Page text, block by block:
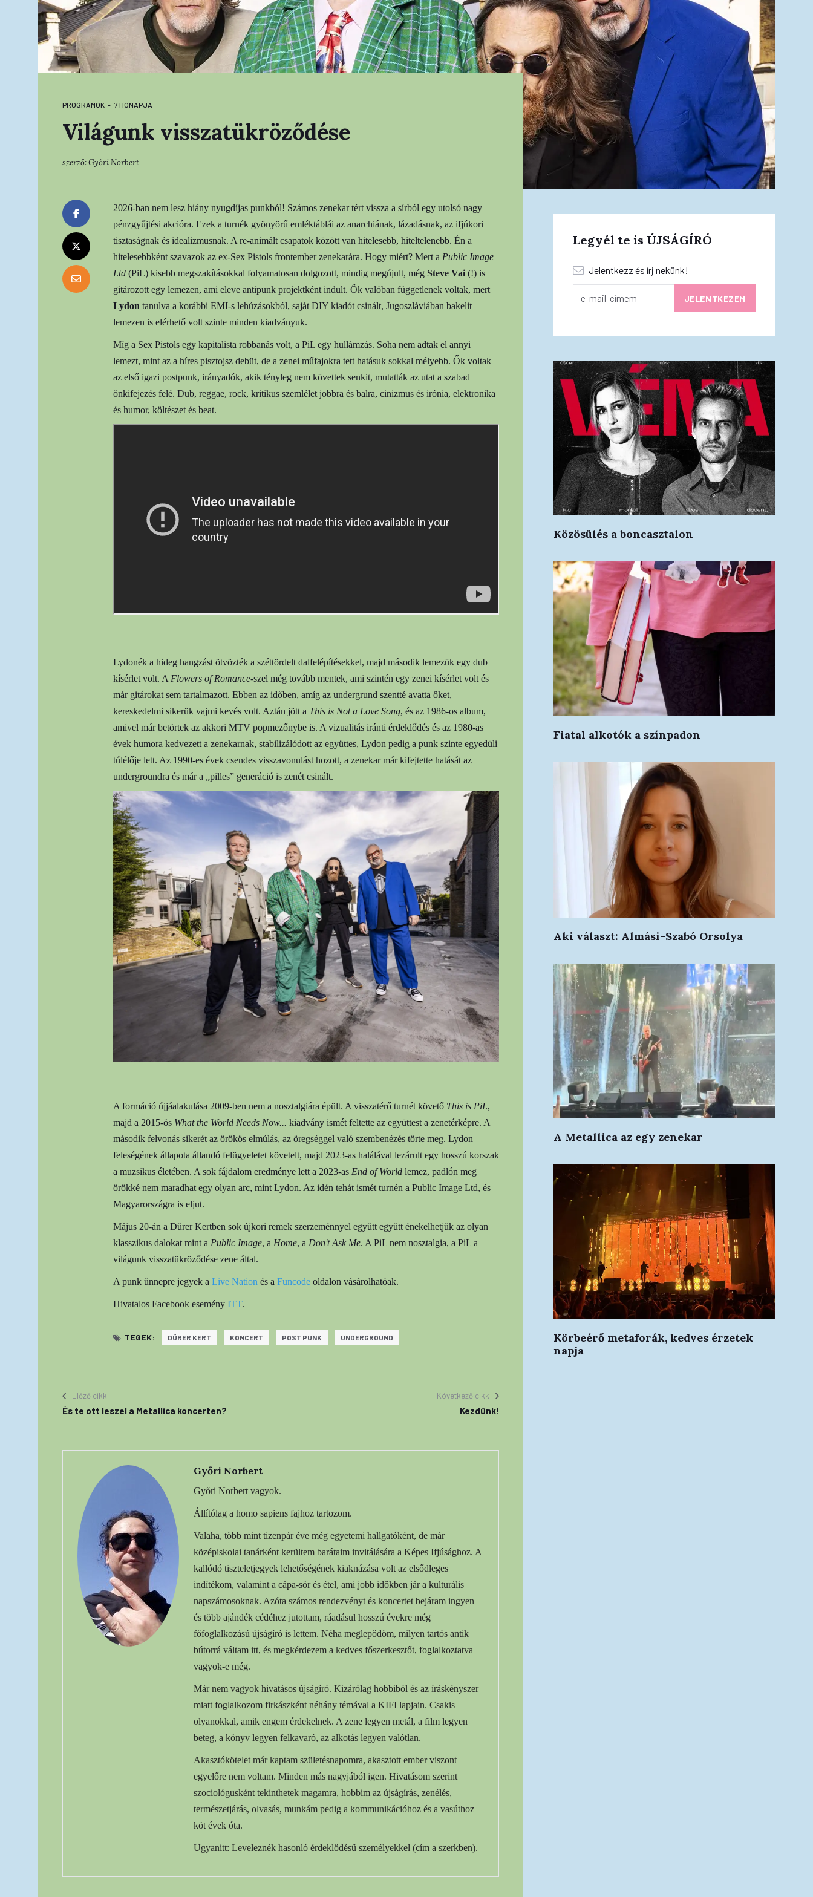
PROGRAMOK 7 HÓNAPJA
Világunk visszatükröződése
szerző:Győri Norbert
2026-ban nem lesz hiány nyugdíjas punkból! Számos zenekar tért vissza a sírból egy utolsó nagy
pénzgyűjtési akcióra. Ezek a turnék gyönyörű emléktáblái az anarchiának, lázadásnak, az ifjúkori
tisztaságnak és idealizmusnak. A re-animált csapatok között van hitelesebb, hiteltelenebb. Én a
hitelesebbként szavazok az ex-Sex Pistols frontember zenekarára. Hogy miért? Mert a Public Image
Ltd (PiL) kisebb megszakításokkal folyamatosan dolgozott, mindig megújult, még Steve Vai (!) is
gitározott egy lemezen, ami eleve antipunk projektként indult. Ők valóban függetlenek voltak, mert
Lydon tanulva a korábbi EMI-s lehúzásokból, saját DIY kiadót csinált, Jugoszláviában bakelit
lemezen is elérhető volt szinte minden kiadványuk.
Míg a Sex Pistols egy kapitalista robbanás volt, a PiL egy hullámzás. Soha nem adtak el annyi
lemezt, mint az a híres pisztojsz debüt, de a zenei műfajokra tett hatásuk sokkal mélyebb. Ők voltak
az első igazi postpunk, irányadók, akik tényleg nem követtek senkit, mutatták az utat a szabad
önkifejezés felé. Dub, reggae, rock, kritikus szemlélet jobbra és balra, cinizmus és irónia, elektronika
és humor, költészet és beat.
Lydonék a hideg hangzást ötvözték a széttördelt dalfelépítésekkel, majd második lemezük egy dub
kísérlet volt. A Flowers of Romance-szel még tovább mentek, ami szintén egy zenei kísérlet volt és
már gitárokat sem tartalmazott. Ebben az időben, amíg az undergrund szentté avatta őket,
kereskedelmi sikerük vajmi kevés volt. Aztán jött a This is Not a Love Song, és az 1986-os album,
amivel már betörtek az akkori MTV popmezőnybe is. A vizualitás iránti érdeklődés és az 1980-as
évek humora kedvezett a zenekarnak, stabilizálódott az együttes, Lydon pedig a punk szinte egyedüli
túlélője lett. Az 1990-es évek csendes visszavonulást hozott, a zenekar már kifejtette hatását az
undergroundra és már a „pilles” generáció is zenét csinált.
A formáció újjáalakulása 2009-ben nem a nosztalgiára épült. A visszatérő turnét követő This is PiL,
majd a 2015-ös What the World Needs Now... kiadvány ismét feltette az együttest a zenetérképre. A
második felvonás sikerét az örökös elmúlás, az öregséggel való szembenézés törte meg. Lydon
feleségének állapota állandó felügyeletet követelt, majd 2023-as halálával lezárult egy hosszú korszak
a muzsikus életében. A sok fájdalom eredménye lett a 2023-as End of World lemez, padlón meg
örökké nem maradhat egy olyan arc, mint Lydon. Az idén tehát ismét turnén a Public Image Ltd, és
Magyarországra is eljut.
Május 20-án a Dürer Kertben sok újkori remek szerzeménnyel együtt együtt énekelhetjük az olyan
klasszikus dalokat mint a Public Image, a Home, a Don't Ask Me. A PiL nem nosztalgia, a PiL a
világunk visszatükröződése zene által.
A punk ünnepre jegyek a Live Nation és a Funcode oldalon vásárolhatóak.
Hivatalos Facebook esemény ITT.
TEGEK: DÜRER KERT KONCERT POST PUNK UNDERGROUND
Előző cikk
És te ott leszel a Metallica koncerten?
Következő cikk
Kezdünk!
Győri Norbert
Győri Norbert vagyok.
Állítólag a homo sapiens fajhoz tartozom.
Valaha, több mint tizenpár éve még egyetemi hallgatóként, de már
középiskolai tanárként kerültem barátaim invitálására a Képes Ifjúsághoz. A
kallódó tiszteletjegyek lehetőségének kiaknázása volt az elsődleges
indítékom, valamint a cápa-sör és étel, ami jobb időkben jár a kulturális
napszámosoknak. Azóta számos rendezvényt és koncertet bejáram ingyen
és több ajándék cédéhez jutottam, ráadásul hosszú évekre még
főfoglalkozású újságíró is lettem. Néha meglepődöm, milyen tartós antik
bútorrá váltam itt, és megkérdezem a kedves főszerkesztőt, foglalkoztatva
vagyok-e még.
Már nem vagyok hivatásos újságíró. Kizárólag hobbiból és az íráskényszer
miatt foglalkozom firkászként néhány témával a KIFI lapjain. Csakis
olyanokkal, amik engem érdekelnek. A zene legyen metál, a film legyen
beteg, a könyv legyen felkavaró, az alkotás legyen valótlan.
Akasztókötelet már kaptam születésnapomra, akasztott ember viszont
egyelőre nem voltam. Minden más nagyjából igen. Hivatásom szerint
szociológusként tekinthetek magamra, hobbim az újságírás, zenélés,
természetjárás, olvasás, munkám pedig a kommunikációhoz és a vasúthoz
köt évek óta.
Ugyanitt: Leveleznék hasonló érdeklődésű személyekkel (cím a szerkben).
Legyél te is ÚJSÁGÍRÓ
Jelentkezz és írj nekünk!
Közösülés a boncasztalon
Fiatal alkotók a színpadon
Aki választ: Almási-Szabó Orsolya
A Metallica az egy zenekar
Körbeérő metaforák, kedves érzetek
napja